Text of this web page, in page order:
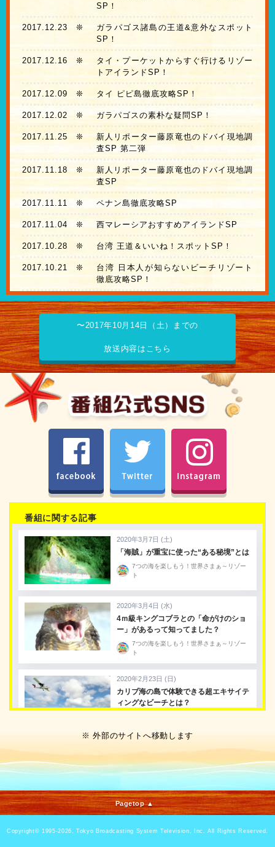
SP！
2017.12.23❊
ガラパゴス諸島の王道&意外なスポット
SP！
2017.12.16 ❊
タイ・プーケットからすぐ行けるリゾー
トアイランドSP！
2017.12.09 ❊ タイ ピピ島徹底攻略SP！
2017.12.02 ❊ ガラパゴスの素朴な疑問SP！
2017.11.25❊
新人リポーター藤原竜也のドバイ現地調
査SP 第二弾
2017.11.18❊
新人リポーター藤原竜也のドバイ現地調
査SP
2017.11.11 ❊ ペナン島徹底攻略SP
2017.11.04 ❊ 西マレーシアおすすめアイランドSP
2017.10.28 ❊ 台湾 王道＆いいね！スポットSP！
2017.10.21 ❊
台湾 日本人が知らないビーチリゾート
徹底攻略SP！
〜2017年10月14日（土）までの
放送内容はこちら
facebook Twitter
番組に関する記事
※ 外部のサイトへ移動します
Pagetop ▲
Copyright© 1995-2026, Tokyo Broadcasting System Television, Inc. All Rights Reserved.